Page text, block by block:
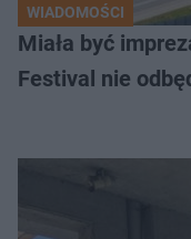
WIADOMOŚCI
Miała być
Festival nie